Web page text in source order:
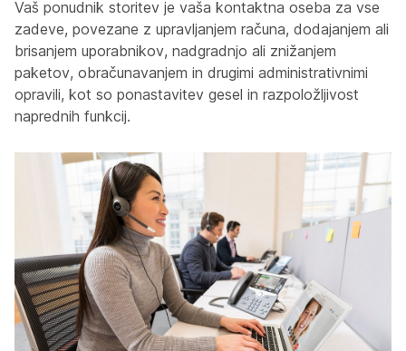
Vaš ponudnik storitev je vaša kontaktna oseba za vse
zadeve, povezane z upravljanjem računa, dodajanjem ali
brisanjem uporabnikov, nadgradnjo ali znižanjem
paketov, obračunavanjem in drugimi administrativnimi
opravili, kot so ponastavitev gesel in razpoložljivost
naprednih funkcij.